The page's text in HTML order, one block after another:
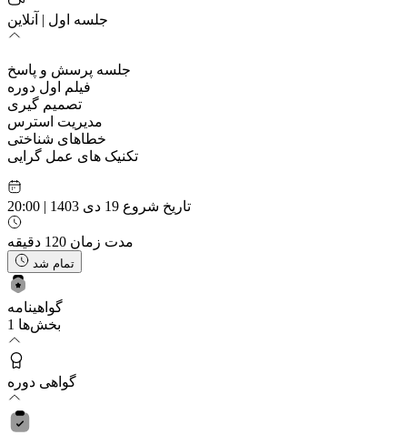
جلسه اول | آنلاین
جلسه پرسش و پاسخ
فیلم اول دوره
تصمیم گیری
مدیریت استرس
خطاهای شناختی
تکنیک های عمل گرایی
تاریخ شروع 19 دی 1403 | 20:00
مدت زمان 120 دقیقه
تمام شد
گواهینامه
1 بخش‌ها
گواهی دوره